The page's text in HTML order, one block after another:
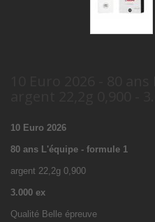
10 Euro 2026
80 ans L'équipe - formule 1
argent 22,2g 0,900
3.000 ex
Qualité Belle épreuve